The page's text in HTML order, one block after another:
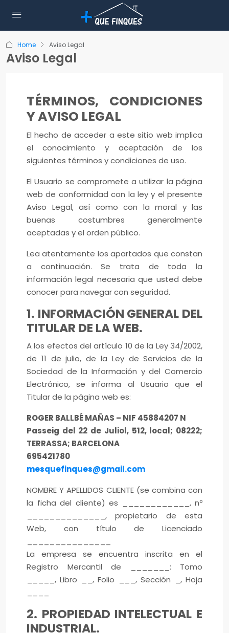
Home Aviso Legal
Aviso Legal
TÉRMINOS, CONDICIONES
Y AVISO LEGAL
El hecho de acceder a este sitio web implica
el conocimiento y aceptación de los
siguientes términos y condiciones de uso.
El Usuario se compromete a utilizar la página
web de conformidad con la ley y el presente
Aviso Legal, así como con la moral y las
buenas costumbres generalmente
aceptadas y el orden público.
Lea atentamente los apartados que constan
a continuación. Se trata de toda la
información legal necesaria que usted debe
conocer para navegar con seguridad.
1. INFORMACIÓN GENERAL DEL
TITULAR DE LA WEB.
A los efectos del artículo 10 de la Ley 34/2002,
de 11 de julio, de la Ley de Servicios de la
Sociedad de la Información y del Comercio
Electrónico, se informa al Usuario que el
Titular de la página web es:
ROGER BALLBÉ MAÑAS – NIF 45884207 N
Passeig del 22 de Juliol, 512, local; 08222;
TERRASSA; BARCELONA
695421780
mesquefinques@gmail.com
NOMBRE Y APELLIDOS CLIENTE (se combina con
la ficha del cliente) es ____________, nº
______________, propietario de esta
Web, con título de Licenciado
La empresa se encuentra inscrita en el
Registro Mercantil de _______: Tomo
_____, Libro __, Folio ___, Sección _, Hoja
2. PROPIEDAD INTELECTUAL E
INDUSTRIAL.